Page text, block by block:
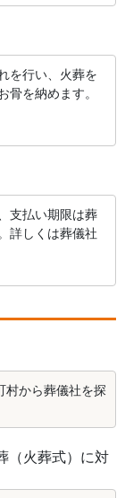
を行い、火葬を
骨を納めます。
支払い期限は葬
詳しくは葬儀社
村から葬儀社を探
（火葬式）に対